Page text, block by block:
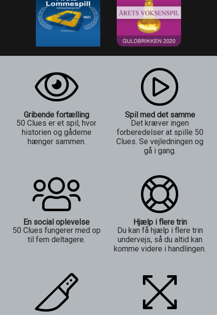
Gribende fortælling
50 Clues er et spil, hvor
historien og gåderne
hænger sammen.
Spil med det samme
Det kræver ingen
forberedelser at spille 50
Clues. Se vejledningen og
gå i gang.
En social oplevelse
50 Clues fungerer med op
til fem deltagere.
Hjælp i flere trin
Du kan få hjælp i flere trin
undervejs, så du altid kan
komme videre i handlingen.